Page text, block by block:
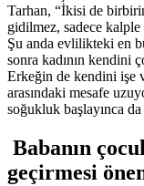
Tarhan, “İkisi de
gidilmez, sadece
Şu anda evlilikteki en
sonra kadının kendini
Erkeğin de kendini işe
arasındaki mesafe
soğukluk başlayınca da
Babanın
geçirmesi